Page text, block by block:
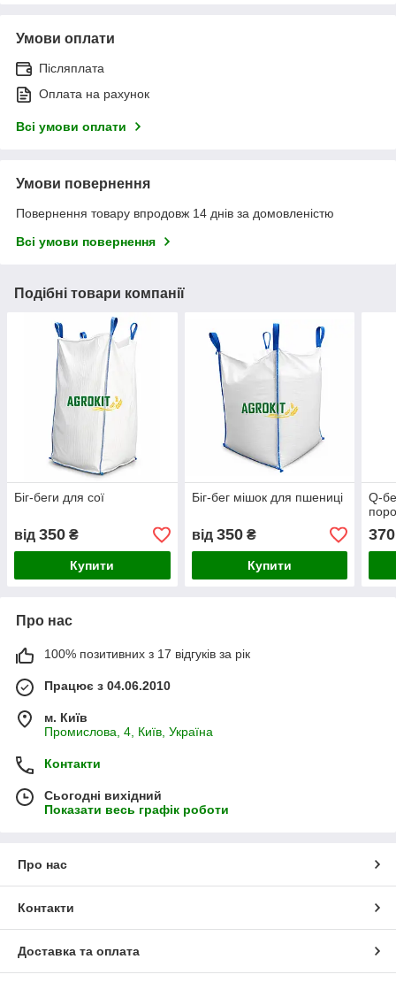
Умови оплати
Післяплата
Оплата на рахунок
Всі умови оплати
Умови повернення
Повернення товару впродовж 14 днів за домовленістю
Всі умови повернення
Подібні товари компанії
Біг-беги для сої
від 350 ₴
Купити
Біг-бег мішок для пшениці
від 350₴
Купити
Q-
370
Про нас
100% позитивних з 17 відгуків за рік
Працює з 04.06.2010
м. Київ
Промислова, 4, Київ, Україна
Контакти
Сьогодні вихідний
Показати весь графік роботи
Про нас
Контакти
Доставка та оплата